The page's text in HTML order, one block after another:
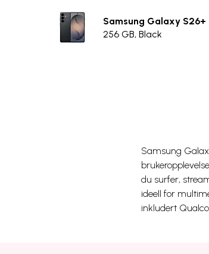
Samsung Galaxy S26+
256 GB, Black
Samsung
du surfer,
ideell for
inkludert